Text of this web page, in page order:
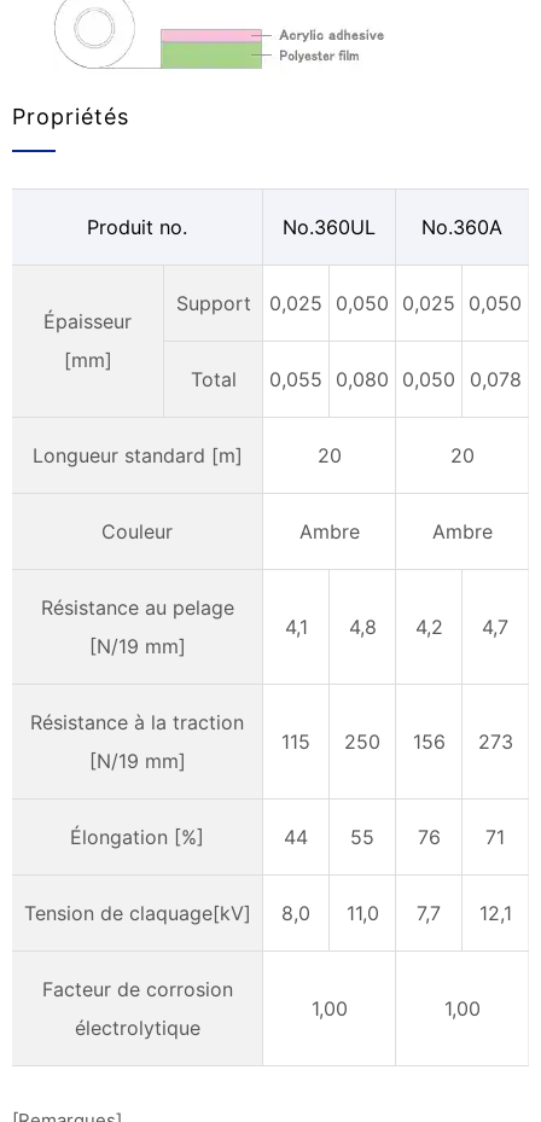
Propriétés
Produit no. No.360UL No.360A
Épaisseur
[mm]
Support 0,025 0,050 0,025 0,050
Total 0,055 0,080 0,050 0,078
Longueur standard [m] 20 20
Couleur Ambre Ambre
Résistance au pelage
[N/19 mm]
4,1 4,8 4,2 4,7
Résistance à la traction
[N/19 mm]
115 250 156 273
Élongation [%] 44 55 76 71
Tension de claquage[kV] 8,0 11,0 7,7 12,1
Facteur de corrosion
électrolytique
1,00 1,00